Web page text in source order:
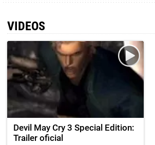
VIDEOS
Devil May Cry 3 Special Edition:
Trailer oficial